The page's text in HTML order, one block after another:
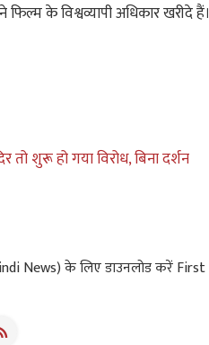
के विश्वव्यापी अधिकार खरीदे हैं।
शुरू हो गया विरोध, बिना दर्शन
News) के लिए डाउनलोड करें First